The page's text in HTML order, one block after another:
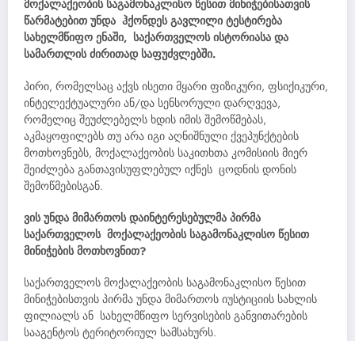
მოქალაქეობის საგამონაკლისო წესით მინიჭებისათვის
წარმატებით უნდა ჰქონდეს გავლილი ტესტირება
სახელმწიფო ენაში, საქართველოს ისტორიასა და
სამართლის ძირითად საფუძვლებში.
პირი, რომელსაც აქვს ისეთი მყარი ფიზიკური, ფსიქიკური,
ინტელექტუალური ან/და სენსორული დარღვევა,
რომელიც შეუძლებელს ხდის იმის შემოწმებას,
აკმაყოფილებს თუ არა იგი აღნიშნული ქვეპუნქტების
მოთხოვნებს, მოქალაქეობის საკითხთა კომისიის მიერ
შეიძლება განთავისუფლებულ იქნეს ცოდნის დონის
შემოწმებისგან.
ვის უნდა მიმართოს დაინტერესებულმა პირმა
საქართველოს მოქალაქეობის საგამონაკლისო წესით
მინიჭების მოთხოვნით?
საქართველოს მოქალაქეობის საგამონაკლისო წესით
მინიჭებისთვის პირმა უნდა მიმართოს იუსტიციის სახლის
ფილიალს ან სახელმწიფო სერვისების განვითარების
სააგენტოს ტერიტორიულ სამსახურს.